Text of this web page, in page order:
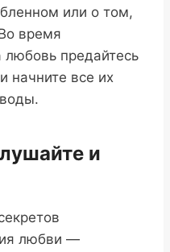
или о том,
время
любовь предайтесь
все их
и
любви —